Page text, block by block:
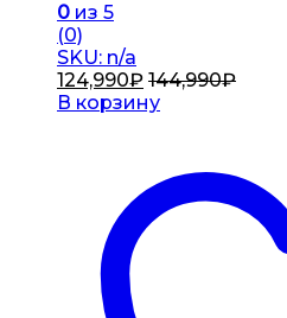
0 из 5
(0)
SKU: n/a
124,990₽ 144,990₽
В корзину